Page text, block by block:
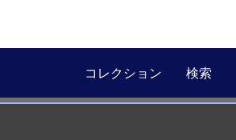
コレクション 検索